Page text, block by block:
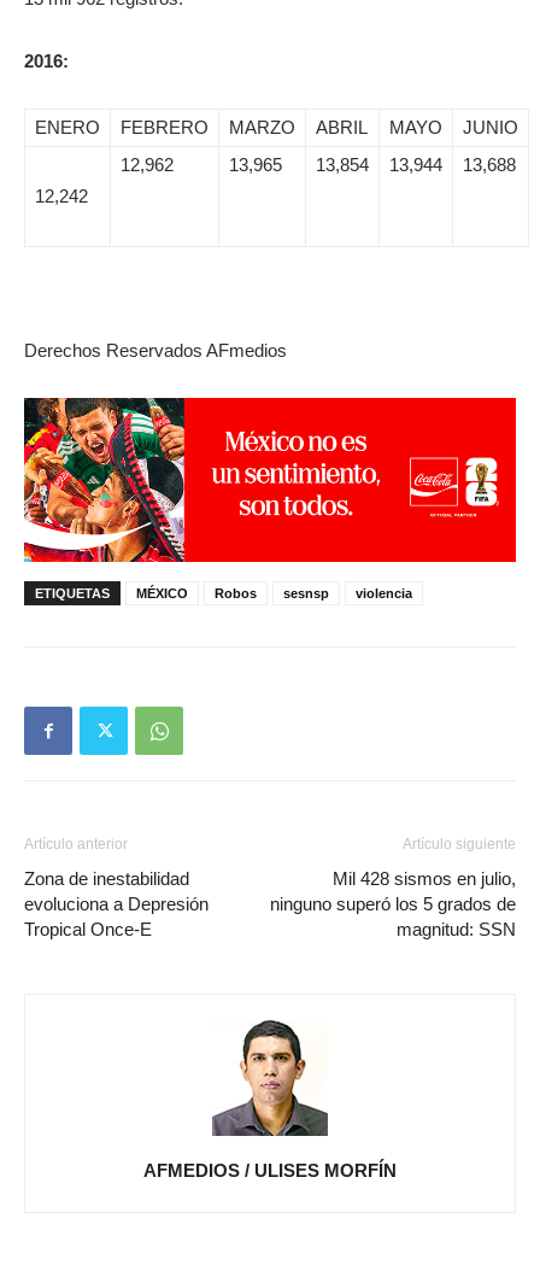
2016:
ENERO FEBRERO MARZO ABRIL MAYO JUNIO
12,242
12,962 13,965 13,854 13,944 13,688
Derechos Reservados AFmedios
ETIQUETAS MÉXICO Robos sesnsp violencia
Artículo anterior
Zona de inestabilidad
evoluciona a Depresión
Tropical Once-E
Artículo siguiente
Mil 428 sismos en julio,
ninguno superó los 5 grados de
magnitud: SSN
AFMEDIOS / ULISES MORFÍN